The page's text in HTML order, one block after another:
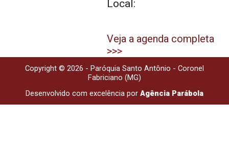
Local:
Veja a agenda completa
>>>
Copyright © 2026 - Paróquia Santo Antônio - Coronel
Fabriciano (MG)
Desenvolvido com excelência por Agência Parábola